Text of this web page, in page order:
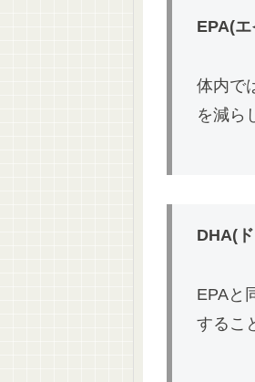
EPA(
体内で
を減ら
DHA(
EPAと
するこ